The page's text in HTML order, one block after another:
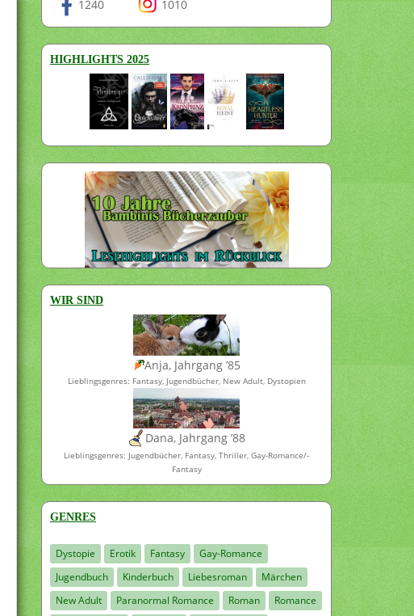
1240 1010
HIGHLIGHTS 2025
WIR SIND
Anja, Jahrgang ’85
Lieblingsgenres: Fantasy, Jugendbücher, New Adult, Dystopien
Dana, Jahrgang ’88
Lieblingsgenres: Jugendbücher, Fantasy, Thriller, Gay-Romance/-
Fantasy
GENRES
Dystopie Erotik Fantasy
Gay-Romance
Jugendbuch
Kinderbuch Liebesroman
Märchen
New Adult
Paranormal Romance Roman
Romance